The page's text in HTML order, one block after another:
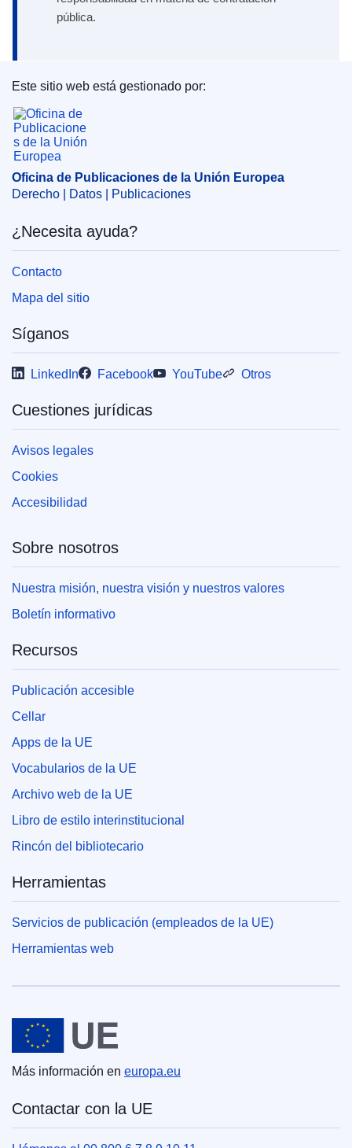
pública.
Oficina de Publicaciones de la Unión Europea
Este sitio web está gestionado por:
Oficina de Publicaciones de la Unión Europea
Derecho | Datos | Publicaciones
¿Necesita ayuda?
Contacto
Mapa del sitio
Síganos
LinkedIn Facebook YouTube Otros
Cuestiones jurídicas
Avisos legales
Cookies
Accesibilidad
Sobre nosotros
Nuestra misión, nuestra visión y nuestros valores
Boletín informativo
Recursos
Publicación accesible
Cellar
Apps de la UE
Vocabularios de la UE
Archivo web de la UE
Libro de estilo interinstitucional
Rincón del bibliotecario
Herramientas
Servicios de publicación (empleados de la UE)
Herramientas web
Unión Europea
Más información en europa.eu
Contactar con la UE